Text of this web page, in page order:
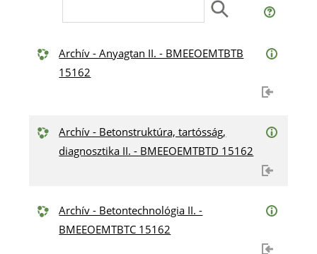
Archív - Anyagtan II. - BMEEOEMTBTB
15162
Archív - Betonstruktúra, tartósság,
diagnosztika II. - BMEEOEMTBTD 15162
Archív - Betontechnológia II. -
BMEEOEMTBTC 15162